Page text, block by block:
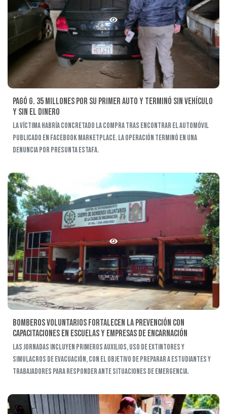
Pagó G. 35 millones por su primer auto y terminó sin vehículo
y sin el dinero
La víctima habría concretado la compra tras encontrar el automóvil
publicado en Facebook Marketplace. La operación terminó en una
denuncia por presunta estafa.
Bomberos Voluntarios fortalecen la prevención con
capacitaciones en escuelas y empresas de Encarnación
Las jornadas incluyen primeros auxilios, uso de extintores y
simulacros de evacuación, con el objetivo de preparar a estudiantes y
trabajadores para responder ante situaciones de emergencia.